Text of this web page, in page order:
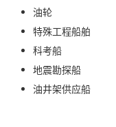
油轮
特殊工程船舶
科考船
地震勘探船
油井架供应船